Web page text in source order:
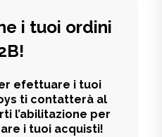
i tuoi ordini
efettuare i tuoi
ti contatterà al
l’abilitazione per
i tuoi acquisti!